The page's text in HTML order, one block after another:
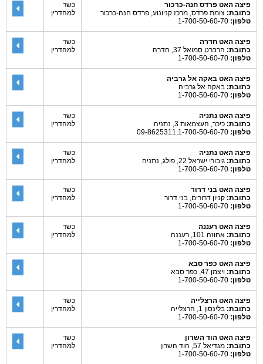
פיצה האט פרדס חנה-כרכור
כתובת: צומת פרדס, מרכז קניונוע, פרדס חנה-כרכור
טלפון:
כשר
למהדרין
פיצה האט חדרה
כתובת: הרברט סמואל 37, חדרה
טלפון:
כשר
למהדרין
פיצה האט באקה אל גרביה
כתובת: באקה אל גרביה
טלפון:
פיצה האט נתניה
כתובת: כיכר, העצמאות 3, נתניה
טלפון:
כשר
למהדרין
פיצה האט נתניה
כתובת: גיבורי ישראל 22, פולג, נתניה
טלפון:
כשר
למהדרין
פיצה האט בני דרור
כתובת: קניון דרורים, בני דרור
טלפון:
כשר
למהדרין
פיצה האט רעננה
כתובת: אחוזה 101, רעננה
טלפון:
כשר
למהדרין
פיצה האט כפר סבא
כתובת: ויצמן 47, כפר סבא
טלפון:
פיצה האט הרצלייה
כתובת: בלינסון 1, הרצלייה
טלפון:
כשר
למהדרין
פיצה האט הוד השרון
כתובת: מגדיאל 57, הוד השרון
טלפון:
כשר
למהדרין